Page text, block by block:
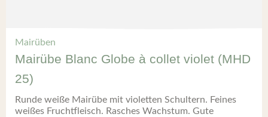
Mairüben
Mairübe Blanc Globe à collet violet (MHD
25)
Runde weiße Mairübe mit violetten Schultern. Feines
weißes Fruchtfleisch. Rasches Wachstum. Gute